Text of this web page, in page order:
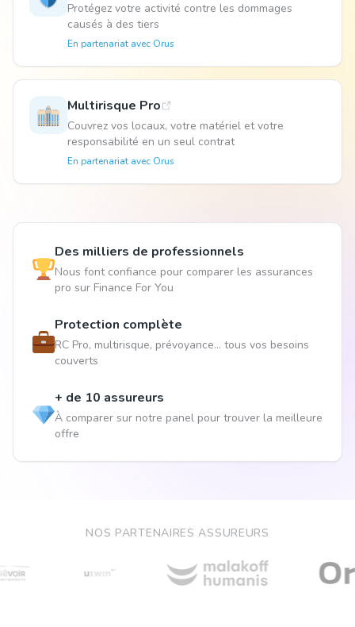
04 51 55 49 38
Protégez votre activité contre les dommages
causés à des tiers
En partenariat avecOrus
Multirisque Pro
Couvrez vos locaux, votre matériel et votre
responsabilité en un seul contrat
En partenariat avecOrus
Des milliers de professionnels
Nous font confiance pour comparer les assurances
pro sur Finance For You
Protection complète
RC Pro, multirisque, prévoyance... tous vos besoins
couverts
+ de 10 assureurs
À comparer sur notre panel pour trouver la meilleure
offre
NOS PARTENAIRES ASSUREURS